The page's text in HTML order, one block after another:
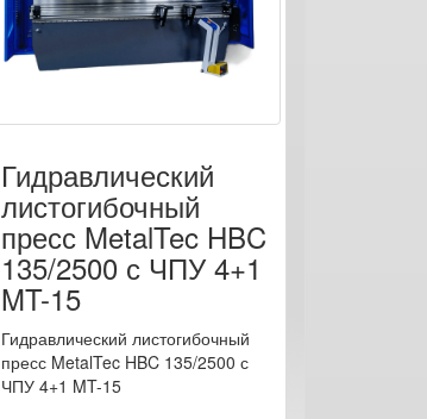
Гидравлический
листогибочный
пресс MetalTec HBC
135/2500 с ЧПУ 4+1
MT-15
Гидравлический листогибочный
пресс MetalTec HBC 135/2500 с
ЧПУ 4+1 MT-15